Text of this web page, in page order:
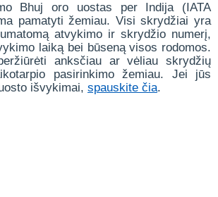
Bhuj oro uostas per Indija (IATA
pamatyti žemiau. Visi skrydžiai yra
atvykimo ir skrydžio numerį,
laiką bei būseną visos rodomos.
anksčiau ar vėliau skrydžių
pasirinkimo žemiau. Jei jūs
išvykimai, spauskite čia.